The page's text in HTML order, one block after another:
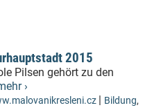
2015
Pilsen gehört zu den
›
| Bildung,